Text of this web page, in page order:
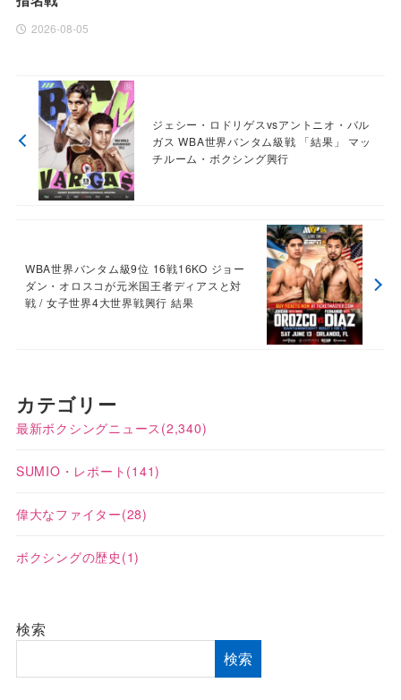
2026-08-05
ジェシー・ロドリゲスvsアントニオ・バル
ガス WBA世界バンタム級戦 「結果」 マッ
チルーム・ボクシング興行
WBA世界バンタム級9位 16戦16KO ジョー
ダン・オロスコが元米国王者ディアスと対
戦 / 女子世界4大世界戦興行 結果
カテゴリー
最新ボクシングニュース (2,340)
SUMIO・レポート (141)
偉大なファイター(28)
ボクシングの歴史 (1)
検索
検索